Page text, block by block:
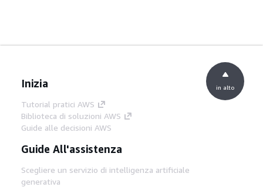
Inizia
Tutorial pratici AWS
Biblioteca di soluzioni AWS
Guide alle decisioni AWS
Guide All'assistenza
Scegliere un servizio di intelligenza artificiale
generativa
in alto